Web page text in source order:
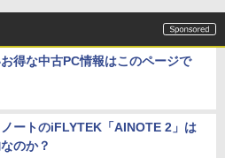
得な中古PC情報はこのページで
ートのiFLYTEK「AINOTE 2」は
のか？